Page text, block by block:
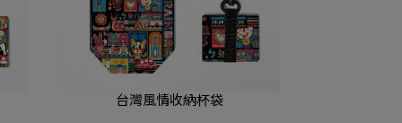
台灣風情收納杯袋